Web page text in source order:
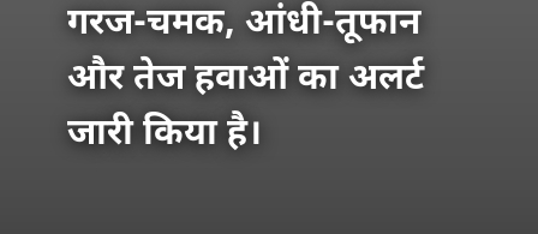
गरज-चमक, आंधी-तूफान
और तेज हवाओं का अलर्ट
जारी किया है।